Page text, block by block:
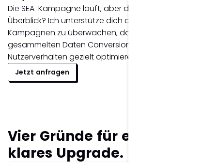
Die SEA-Kampagne läuft, aber du hast keinen
Überblick? Ich unterstütze dich dabei, deine SEA-
Kampagnen zu überwachen, damit wir aus den
gesammelten Daten Conversions und
Nutzerverhalten gezielt optimieren können.
Jetzt anfragen
Vier Gründe für ein
klares Upgrade.